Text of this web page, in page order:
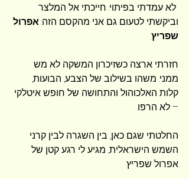
לא עמדתי בפיתוי. חייכתי אל המלצר
וביקשתי לטעום גם אני מהקסם הזה: אפרול
שפריץ.
חזרתי ארצה כשזיכרון המשקה לא מש
ממני. משהו בשילוב של הצבע, הבועות,
קלות האלכוהול והתחושה של חופש איטלקי
– לא הרפו.
החלטתי שגם כאן, בין השגרה לבין קרני
השמש הישראלית, מגיע לי רגע קטן של
אפרול שפריץ.